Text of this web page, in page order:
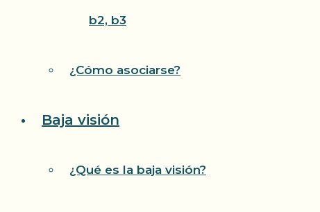
b2, b3
¿Cómo asociarse?
Baja visión
¿Qué es la baja visión?